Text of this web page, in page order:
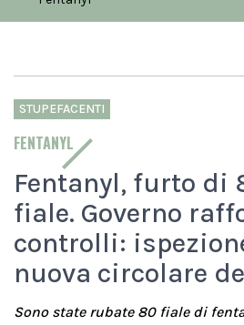
STUPEFACENTI
FENTANYL
Fentanyl, furto di
fiale. Governo
controlli:
nuova circolare
Sono state rubate 80 fiale di